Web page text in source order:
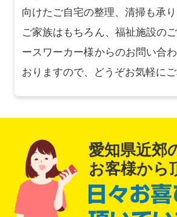
向けたご自宅の整理、清掃も承り
ご家族はもちろん、福祉施設の
ースワーカー様からのお問い合
おりますので、どうぞお気軽にご
愛知県近郊
お客様から